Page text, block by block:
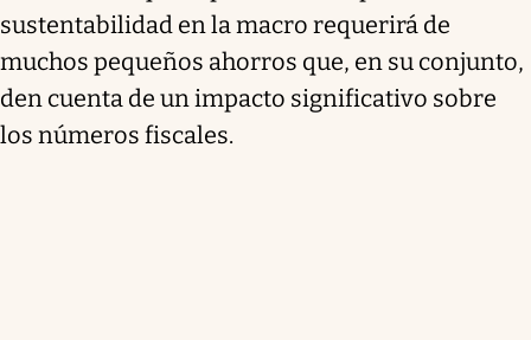
sustentabilidad en la macro requerirá de
muchos pequeños ahorros que, en su conjunto,
den cuenta de un impacto significativo sobre
los números fiscales.